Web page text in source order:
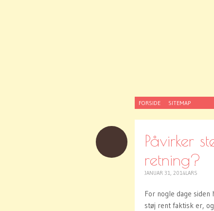
SKIP
TO
CONTENT
FORSIDE SITEMAP
Påvirker
retning?
JANUAR 31, 2014LARS
For nogle dage
støj rent faktisk er,